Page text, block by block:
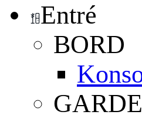
Entré
BORD